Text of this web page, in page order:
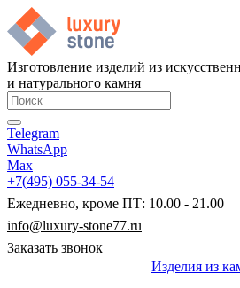
Изготовление изделий из
и натурального камня
Telegram
WhatsApp
Max
+7(495) 055-34-54
Ежедневно, кроме ПТ: 10.00 - 21.00
info@luxury-stone77.ru
Заказать звонок
Изделия из